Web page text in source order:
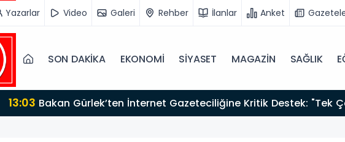
Yazarlar Video Galeri Rehber İlanlar Anket
SON DAKİKA EKONOMİ SİYASET MAGAZİN SAĞLIK
12:12Fısıltı Haberleri Yazarı Dr. Canan Yılmaz’a Uluslararası Alanda Büyük Onur: “Dr. A.P.J. Abdul Kalam
İlham Ödülü 2026”